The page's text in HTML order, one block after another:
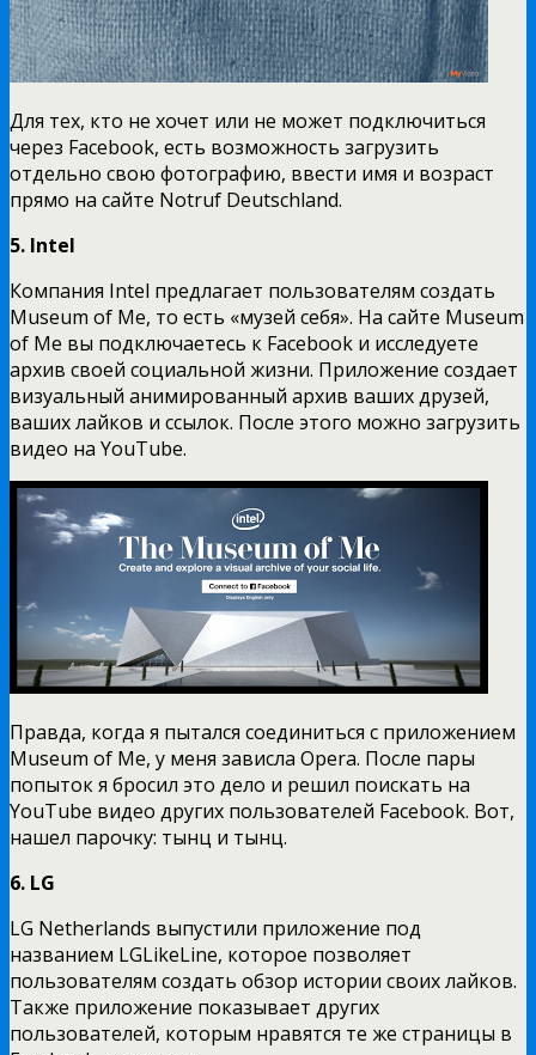
Для тех, кто не хочет или не может подключиться
через Facebook, есть возможность загрузить
отдельно свою фотографию, ввести имя и возраст
прямо на сайте Notruf Deutschland.
5. Intel
Компания Intel предлагает пользователям создать
Museum of Me, то есть «музей себя». На сайте Museum
of Me вы подключаетесь к Facebook и исследуете
архив своей социальной жизни. Приложение создает
визуальный анимированный архив ваших друзей,
ваших лайков и ссылок. После этого можно загрузить
видео на YouTube.
Правда, когда я пытался соединиться с приложением
Museum of Me, у меня зависла Opera. После пары
попыток я бросил это дело и решил поискать на
YouTube видео других пользователей Facebook. Вот,
нашел парочку: тынц и тынц.
6. LG
LG Netherlands выпустили приложение под
названием LGLikeLine, которое позволяет
пользователям создать обзор истории своих лайков.
Также приложение показывает других
пользователей, которым нравятся те же страницы в